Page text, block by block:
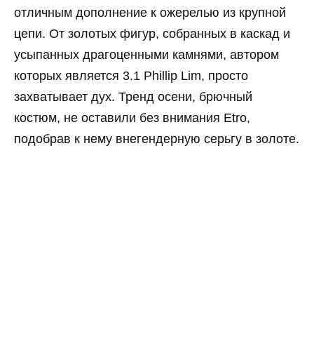
отличным дополнение к ожерелью из крупной
цепи. От золотых фигур, собранных в каскад и
усыпанных драгоценными камнями, автором
которых является 3.1 Phillip Lim, просто
захватывает дух. Тренд осени, брючный
костюм, не оставили без внимания Etro,
подобрав к нему внегендерную серьгу в золоте.